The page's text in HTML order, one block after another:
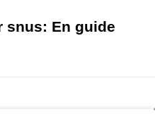
snus: En guide